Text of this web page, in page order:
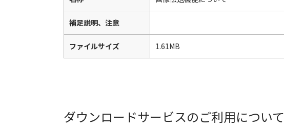
補足説明、注意
ファイルサイズ 1.61MB
ダウンロードサービスのご利用について